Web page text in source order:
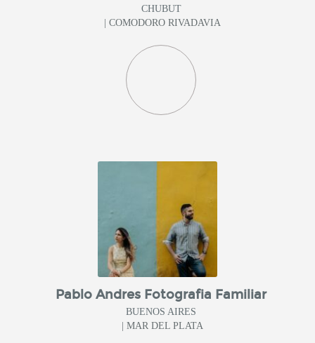
CHUBUT
| COMODORO RIVADAVIA
Pablo Andres Fotografia Familiar
BUENOS AIRES
| MAR DEL PLATA